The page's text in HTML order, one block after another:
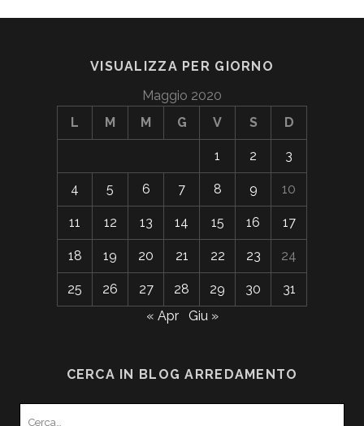
VISUALIZZA PER GIORNO
Maggio 2020
L
M M G V S D
1 2 3
4 5 6 7 8 9 10
11 12 13 14 15 16 17
18 19 20 21 22 23 24
25 26 27 28 29 30
31
« Apr
Giu »
CERCA IN BLOG ARREDAMENTO